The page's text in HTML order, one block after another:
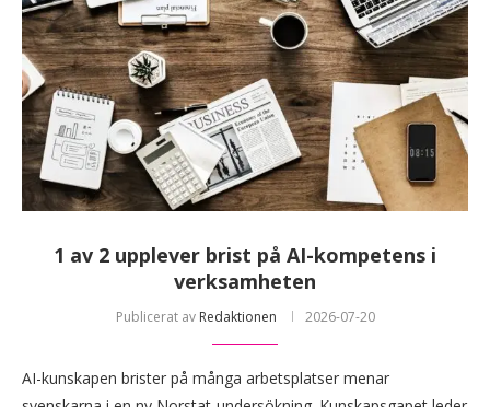
1 av 2 upplever brist på AI-kompetens i
verksamheten
Publicerat av Redaktionen 2026-07-20
AI-kunskapen brister på många arbetsplatser menar